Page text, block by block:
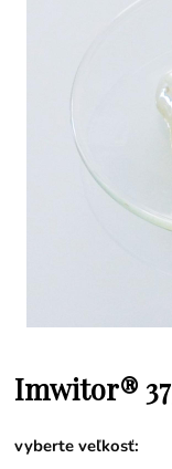
Imwitor®
vyberte veľkosť: